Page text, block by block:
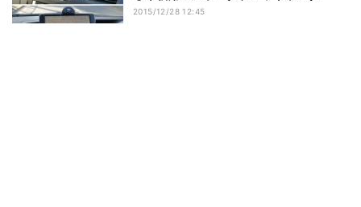
2015/12/28 12:45